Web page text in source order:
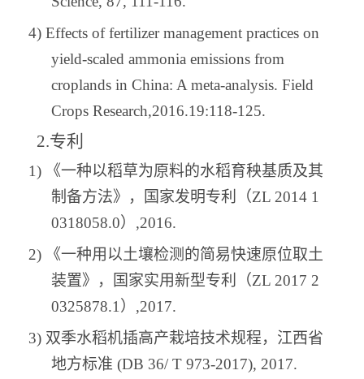
4) Effects of fertilizer management practices on
yield-scaled ammonia emissions from
croplands in China: A meta-analysis. Field
Crops Research,2016.19:118-125.
2.专利
1)
《一种以稻草为原料的水稻育秧基质及其
制备方法》，国家发明专利（ZL 2014 1
0318058.0） ,2016.
2)
《一种用以土壤检测的简易快速原位取土
装置》，国家实用新型专利（ZL 2017 2
0325878.1 ） ,2017.
3) 双季水稻机插高产栽培技术规程，江西省
地方标准 (DB 36/ T 973-2017), 2017.